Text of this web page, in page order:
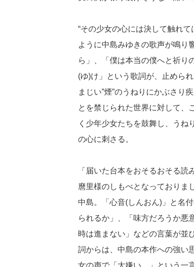
“その少女の心には決して触れ
ように中島みゆきの歌声が鳴り
ら」、「僕は本当の僕へと祈り
(ゆ)け」という歌詞が、止めら
まじい”煙”のうねりにかぶさり
とを禁じられた世界に対して、
く少年少女たちを鼓舞し、うね
の心に刺さる。
「届いた台本をおそるおそる
麿里様のしもべとなっておりま
中島。「心音(しんおん)」と名
られるか」、「味方だろうか悪
時は進まない」などの言葉が並
詞からは、中島の本作への強い